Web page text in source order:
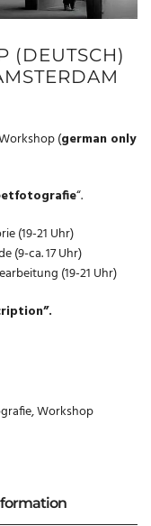
(DEUTSCH)
(german only
“.
(19-21 Uhr)
(9-ca. 17 Uhr)
(19-21 Uhr)
,Workshop